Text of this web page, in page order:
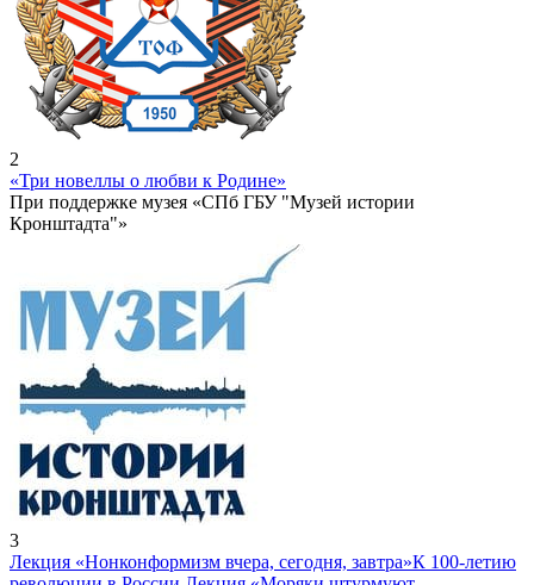
2
«Три новеллы о любви к Родине»
При поддержке музея «СПб ГБУ "Музей истории
Кронштадта"»
3
Лекция «Нонконформизм вчера, сегодня, завтра»К 100-летию